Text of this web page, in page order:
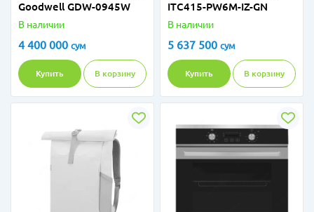
Goodwell GDW-0945W
В наличии
4 400 000 сум
Купить В корзину
ITC415-PW6M-IZ-GN
В наличии
5 637 500 сум
Купить В корзину